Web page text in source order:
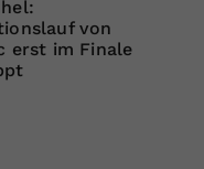
von
erst im Finale